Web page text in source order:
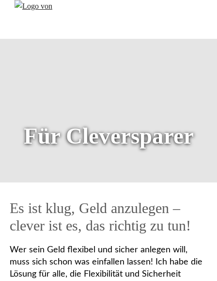
Für Cleversparer
Es ist klug, Geld anzulegen –
clever ist es, das richtig zu tun!
Wer sein Geld flexibel und sicher anlegen will,
muss sich schon was einfallen lassen! Ich habe die
Lösung für alle, die Flexibilität und Sicherheit